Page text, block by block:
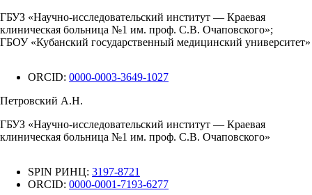
ГБУЗ «Научно-исследовательский институт — Краевая
клиническая больница №1 им. проф. С.В. Очаповского»;
ГБОУ «Кубанский государственный медицинский университет»
ORCID: 0000-0003-3649-1027
Петровский А.Н.
ГБУЗ «Научно-исследовательский институт — Краевая
клиническая больница №1 им. проф. С.В. Очаповского»
SPIN РИНЦ: 3197-8721
ORCID: 0000-0001-7193-6277